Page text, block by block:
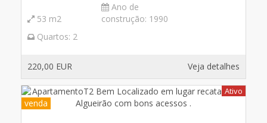
53 m2
Ano de
construção: 1990
Quartos: 2
220,00 EUR Veja detalhes
Ativo
venda